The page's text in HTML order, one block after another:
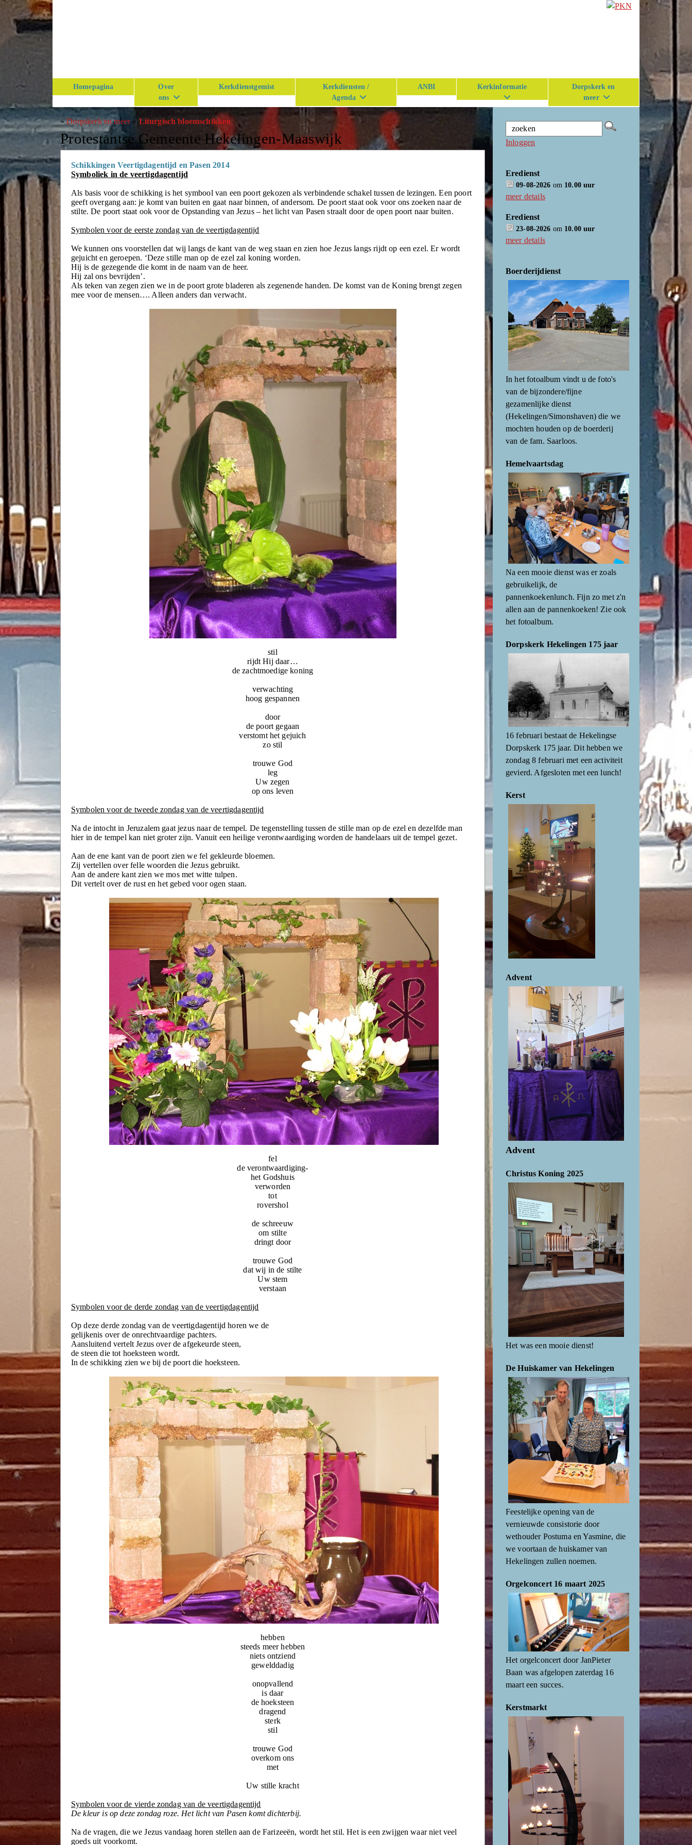
Homepagina
Over
ons
Kerkdienstgemist
Kerkdiensten /
Agenda
ANBI Kerkinformatie
Dorpskerk en
meer
»Dorpskerk en meer» Liturgisch bloemschikken
Protestantse Gemeente Hekelingen-Maaswijk
Schikkingen Veertigdagentijd en Pasen 2014
Symboliek in de veertigdagentijd
Als basis voor de schikking is het symbool van een poort gekozen als verbindende schakel tussen de lezingen. Een poort
geeft overgang aan: je komt van buiten en gaat naar binnen, of andersom. De poort staat ook voor ons zoeken naar de
stilte. De poort staat ook voor de Opstanding van Jezus – het licht van Pasen straalt door de open poort naar buiten.
Symbolen voor de eerste zondag van de veertigdagentijd
We kunnen ons voorstellen dat wij langs de kant van de weg staan en zien hoe Jezus langs rijdt op een ezel. Er wordt
gejuicht en geroepen. ‘Deze stille man op de ezel zal koning worden.
Hij is de gezegende die komt in de naam van de heer.
Hij zal ons bevrijden’.
Als teken van zegen zien we in de poort grote bladeren als zegenende handen. De komst van de Koning brengt zegen
mee voor de mensen…. Alleen anders dan verwacht.
stil
rijdt Hij daar…
de zachtmoedige koning
verwachting
hoog gespannen
door
de poort gegaan
verstomt het gejuich
zo stil
trouwe God
leg
Uw zegen
op ons leven
Symbolen voor de tweede zondag van de veertigdagentijd
Na de intocht in Jeruzalem gaat jezus naar de tempel. De tegenstelling tussen de stille man op de ezel en dezelfde man
hier in de tempel kan niet groter zijn. Vanuit een heilige verontwaardiging worden de handelaars uit de tempel gezet.
Aan de ene kant van de poort zien we fel gekleurde bloemen.
Zij vertellen over felle woorden die Jezus gebruikt.
Aan de andere kant zien we mos met witte tulpen.
Dit vertelt over de rust en het gebed voor ogen staan.
fel
de verontwaardiging-
het Godshuis
verworden
tot
rovershol
de schreeuw
om stilte
dringt door
trouwe God
dat wij in de stilte
Uw stem
verstaan
Symbolen voor de derde zondag van de veertigdagentijd
Op deze derde zondag van de veertigdagentijd horen we de
gelijkenis over de onrechtvaardige pachters.
Aansluitend vertelt Jezus over de afgekeurde steen,
de steen die tot hoeksteen wordt.
In de schikking zien we bij de poort die hoeksteen.
hebben
steeds meer hebben
niets ontziend
gewelddadig
onopvallend
is daar
de hoeksteen
dragend
sterk
stil
trouwe God
overkom ons
met
Uw stille kracht
Symbolen voor de vierde zondag van de veertigdagentijd
De kleur is op deze zondag roze. Het licht van Pasen komt dichterbij.
Na de vragen, die we Jezus vandaag horen stellen aan de Farizeeën, wordt het stil. Het is een zwijgen waar niet veel
goeds uit voorkomt.
Inloggen
Eredienst
09-08-2026 om 10.00 uur
meer details
Eredienst
23-08-2026 om 10.00 uur
meer details
Boerderijdienst
In het fotoalbum vindt u de foto's
van de bijzondere/fijne
gezamenlijke dienst
(Hekelingen/Simonshaven) die we
mochten houden op de boerderij
van de fam. Saarloos.
Hemelvaartsdag
Na een mooie dienst was er zoals
gebruikelijk, de
pannenkoekenlunch. Fijn zo met z'n
allen aan de pannenkoeken! Zie ook
het fotoalbum.
Dorpskerk Hekelingen 175 jaar
16 februari bestaat de Hekelingse
Dorpskerk 175 jaar. Dit hebben we
zondag 8 februari met een activiteit
gevierd. Afgesloten met een lunch!
Kerst
Advent
Advent
Christus Koning 2025
Het was een mooie dienst!
De Huiskamer van Hekelingen
Feestelijke opening van de
vernieuwde consistorie door
wethouder Postuma en Yasmine, die
we voortaan de huiskamer van
Hekelingen zullen noemen.
Orgelconcert 16 maart 2025
Het orgelconcert door JanPieter
Baan was afgelopen zaterdag 16
maart een succes.
Kerstmarkt